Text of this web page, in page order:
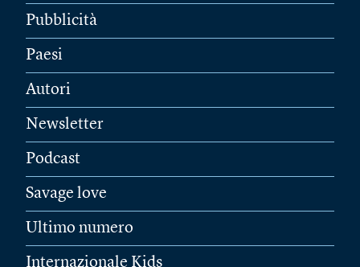
Pubblicità
Paesi
Autori
Newsletter
Podcast
Savage love
Ultimo numero
Internazionale Kids